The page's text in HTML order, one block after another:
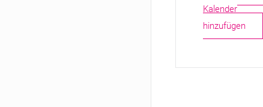
Kalender
hinzufügen